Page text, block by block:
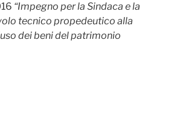
“Impegno per la Sindaca e la
tecnico propedeutico alla
dei beni del patrimonio